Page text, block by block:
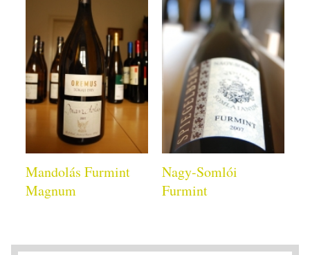
Mandolás Furmint
Magnum
Nagy-Somlói
Furmint